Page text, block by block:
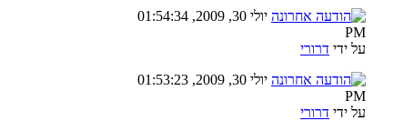
יולי 30, 2009, 01:54:34
PM
על ידי דרורי
יולי 30, 2009, 01:53:23
PM
על ידי דרורי